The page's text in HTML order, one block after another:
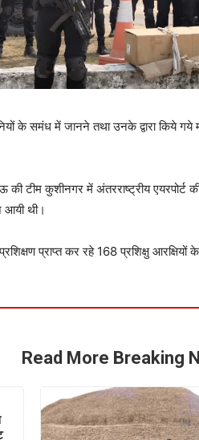
के समंध में जानने तथा उनके द्वारा किये
टीम कुशीनगर में अंतरराष्ट्रीय एयरपोर्ट
आयी थी।
प्राप्त कर रहे 168 प्रशिक्षु
Read More Breaking